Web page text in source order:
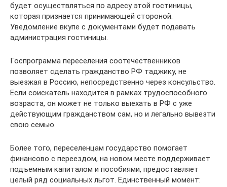
будет осуществляться по адресу этой гостиницы,
которая признается принимающей стороной.
Уведомление вкупе с документами будет подавать
администрация гостиницы.
Госпрограмма переселения соотечественников
позволяет сделать гражданство РФ таджику, не
выезжая в Россию, непосредственно через консульство.
Если соискатель находится в рамках трудоспособного
возраста, он может не только выехать в РФ с уже
действующим гражданством сам, но и легально вывезти
свою семью.
Более того, переселенцам государство помогает
финансово с переездом, на новом месте поддерживает
подъемным капиталом и пособиями, предоставляет
целый ряд социальных льгот. Единственный момент: